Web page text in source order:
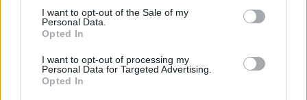
consent section.
I want to opt-out of the Sale of my
Personal Data.
Opted In
I want to opt-out of processing my
Personal Data for Targeted Advertising.
Opted In